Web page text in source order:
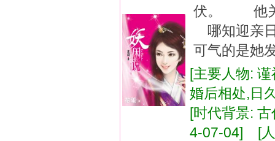
伏。 他关
哪知迎亲
可气的是
[主要人物:
婚后相处,日
[时代背景:
4-07-04] [